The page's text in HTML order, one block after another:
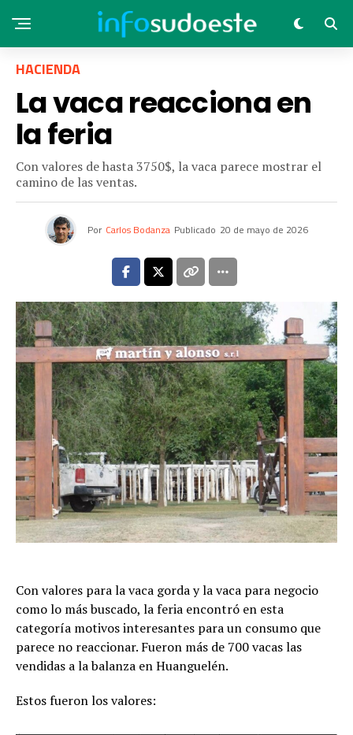
HACIENDA
La vaca reacciona en
la feria
Con valores de hasta 3750$, la vaca parece mostrar el
camino de las ventas.
Por Carlos Bodanza Publicado 20 de mayo de 2026
Con valores para la vaca gorda y la vaca para negocio
como lo más buscado, la feria encontró en esta
categoría motivos interesantes para un consumo que
parece no reaccionar. Fueron más de 700 vacas las
vendidas a la balanza en Huanguelén.
Estos fueron los valores: